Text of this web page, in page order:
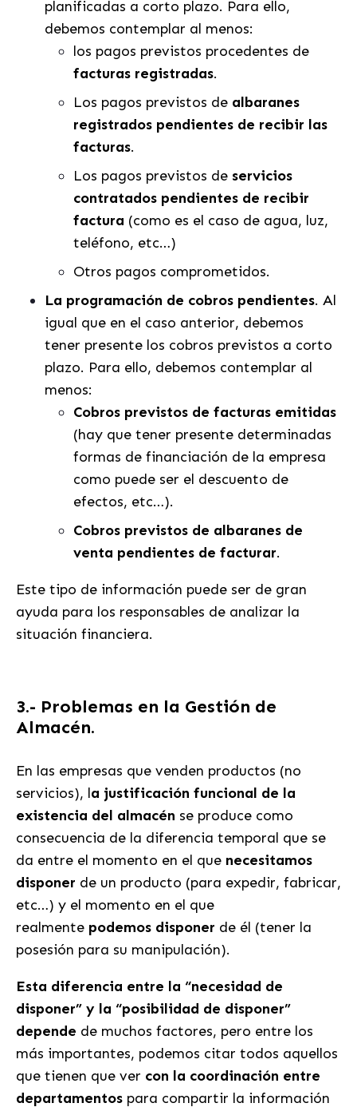
planificadas a corto plazo. Para ello,
debemos contemplar al menos:
los pagos previstos procedentes de
facturas registradas.
Los pagos previstos de albaranes
registrados pendientes de recibir las
facturas.
Los pagos previstos de servicios
contratados pendientes de recibir
factura (como es el caso de agua, luz,
teléfono, etc…)
Otros pagos comprometidos.
La programación de cobros pendientes. Al
igual que en el caso anterior, debemos
tener presente los cobros previstos a corto
plazo. Para ello, debemos contemplar al
menos:
Cobros previstos de facturas emitidas
(hay que tener presente determinadas
formas de financiación de la empresa
como puede ser el descuento de
efectos, etc…).
Cobros previstos de albaranes de
venta pendientes de facturar.
Este tipo de información puede ser de gran
ayuda para los responsables de analizar la
situación financiera.
3.- Problemas en la Gestión de
Almacén.
En las empresas que venden productos (no
servicios), la justificación funcional de la
existencia del almacén se produce como
consecuencia de la diferencia temporal que se
da entre el momento en el que necesitamos
disponer de un producto (para expedir, fabricar,
etc…) y el momento en el que
realmente podemos disponer de él (tener la
posesión para su manipulación).
Esta diferencia entre la “necesidad de
disponer” y la “posibilidad de disponer”
depende de muchos factores, pero entre los
más importantes, podemos citar todos aquellos
que tienen que ver con la coordinación entre
departamentos para compartir la información